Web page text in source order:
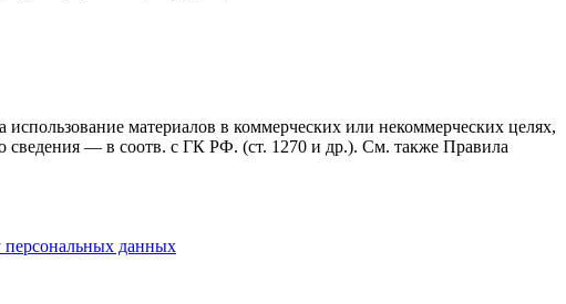
использование материалов в коммерческих или некоммерческих целях,
сведения — в соотв. с ГК РФ. (ст. 1270 и др.). См. также Правила
персональных данных